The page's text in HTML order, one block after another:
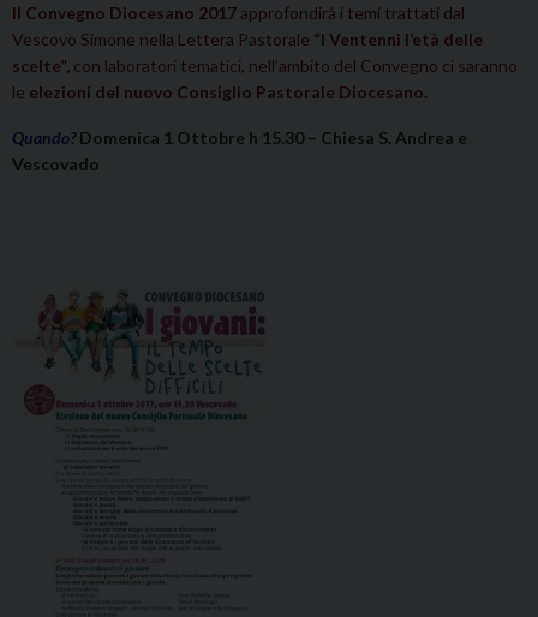
Il Convegno Diocesano 2017approfondirà i temi trattati dal
Vescovo Simone nella Lettera Pastorale “I Ventenni l’età delle
scelte”, con laboratori tematici, nell’ambito del Convegno ci saranno
le elezioni del nuovo Consiglio Pastorale Diocesano.
Quando? Domenica 1 Ottobre h 15.30 – Chiesa S. Andrea e
Vescovado